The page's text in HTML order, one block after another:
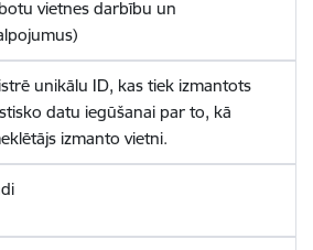
vietnes darbību un
unikālu ID, kas tiek izmantots
datu iegūšanai par to, kā
izmanto vietni.